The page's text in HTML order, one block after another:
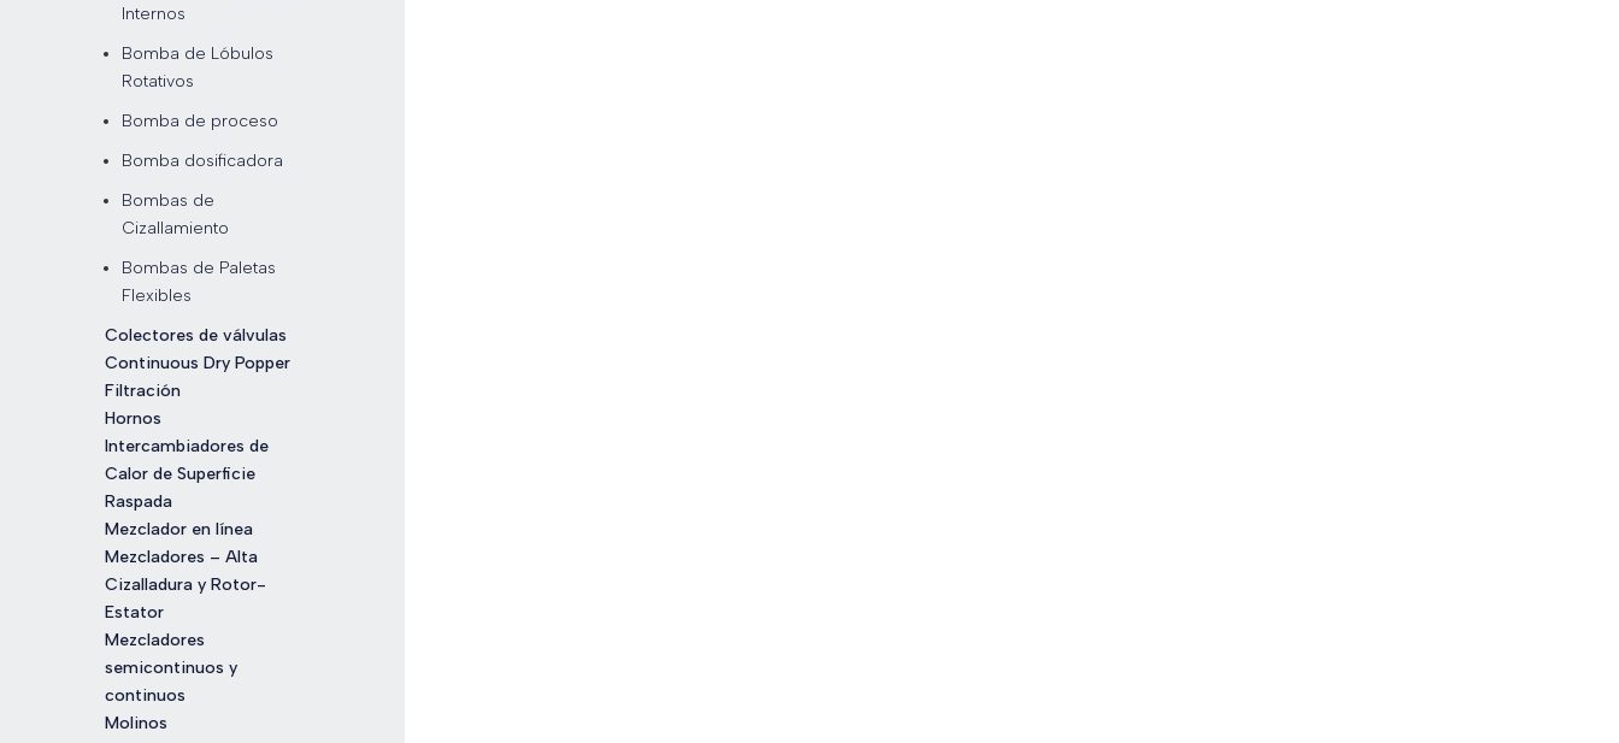
Internos
Bomba de Lóbulos
Rotativos
Bomba de proceso
Bomba dosificadora
Bombas de
Cizallamiento
Bombas de Paletas
Flexibles
Colectores de válvulas
Continuous Dry Popper
Filtración
Hornos
Intercambiadores de
Calor de Superficie
Raspada
Mezclador en línea
Mezcladores – Alta
Cizalladura y Rotor-
Estator
Mezcladores
semicontinuos y
continuos
Molinos